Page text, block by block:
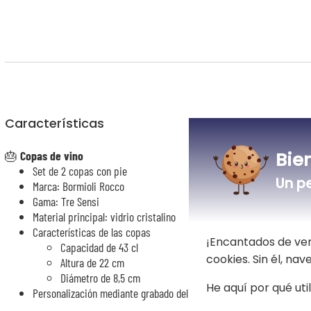
Características
🎂 Copas de vino
Set de 2 copas con pie
Marca: Bormioli Rocco
Gama: Tre Sensi
Material principal: vidrio cristalino
Características de las copas
Capacidad de 43 cl
Altura de 22 cm
Diámetro de 8,5 cm
Personalización mediante grabado del nombre y de la fecha o año
Un
¡Encantados de
cookies. Sin él,
He aquí por qué